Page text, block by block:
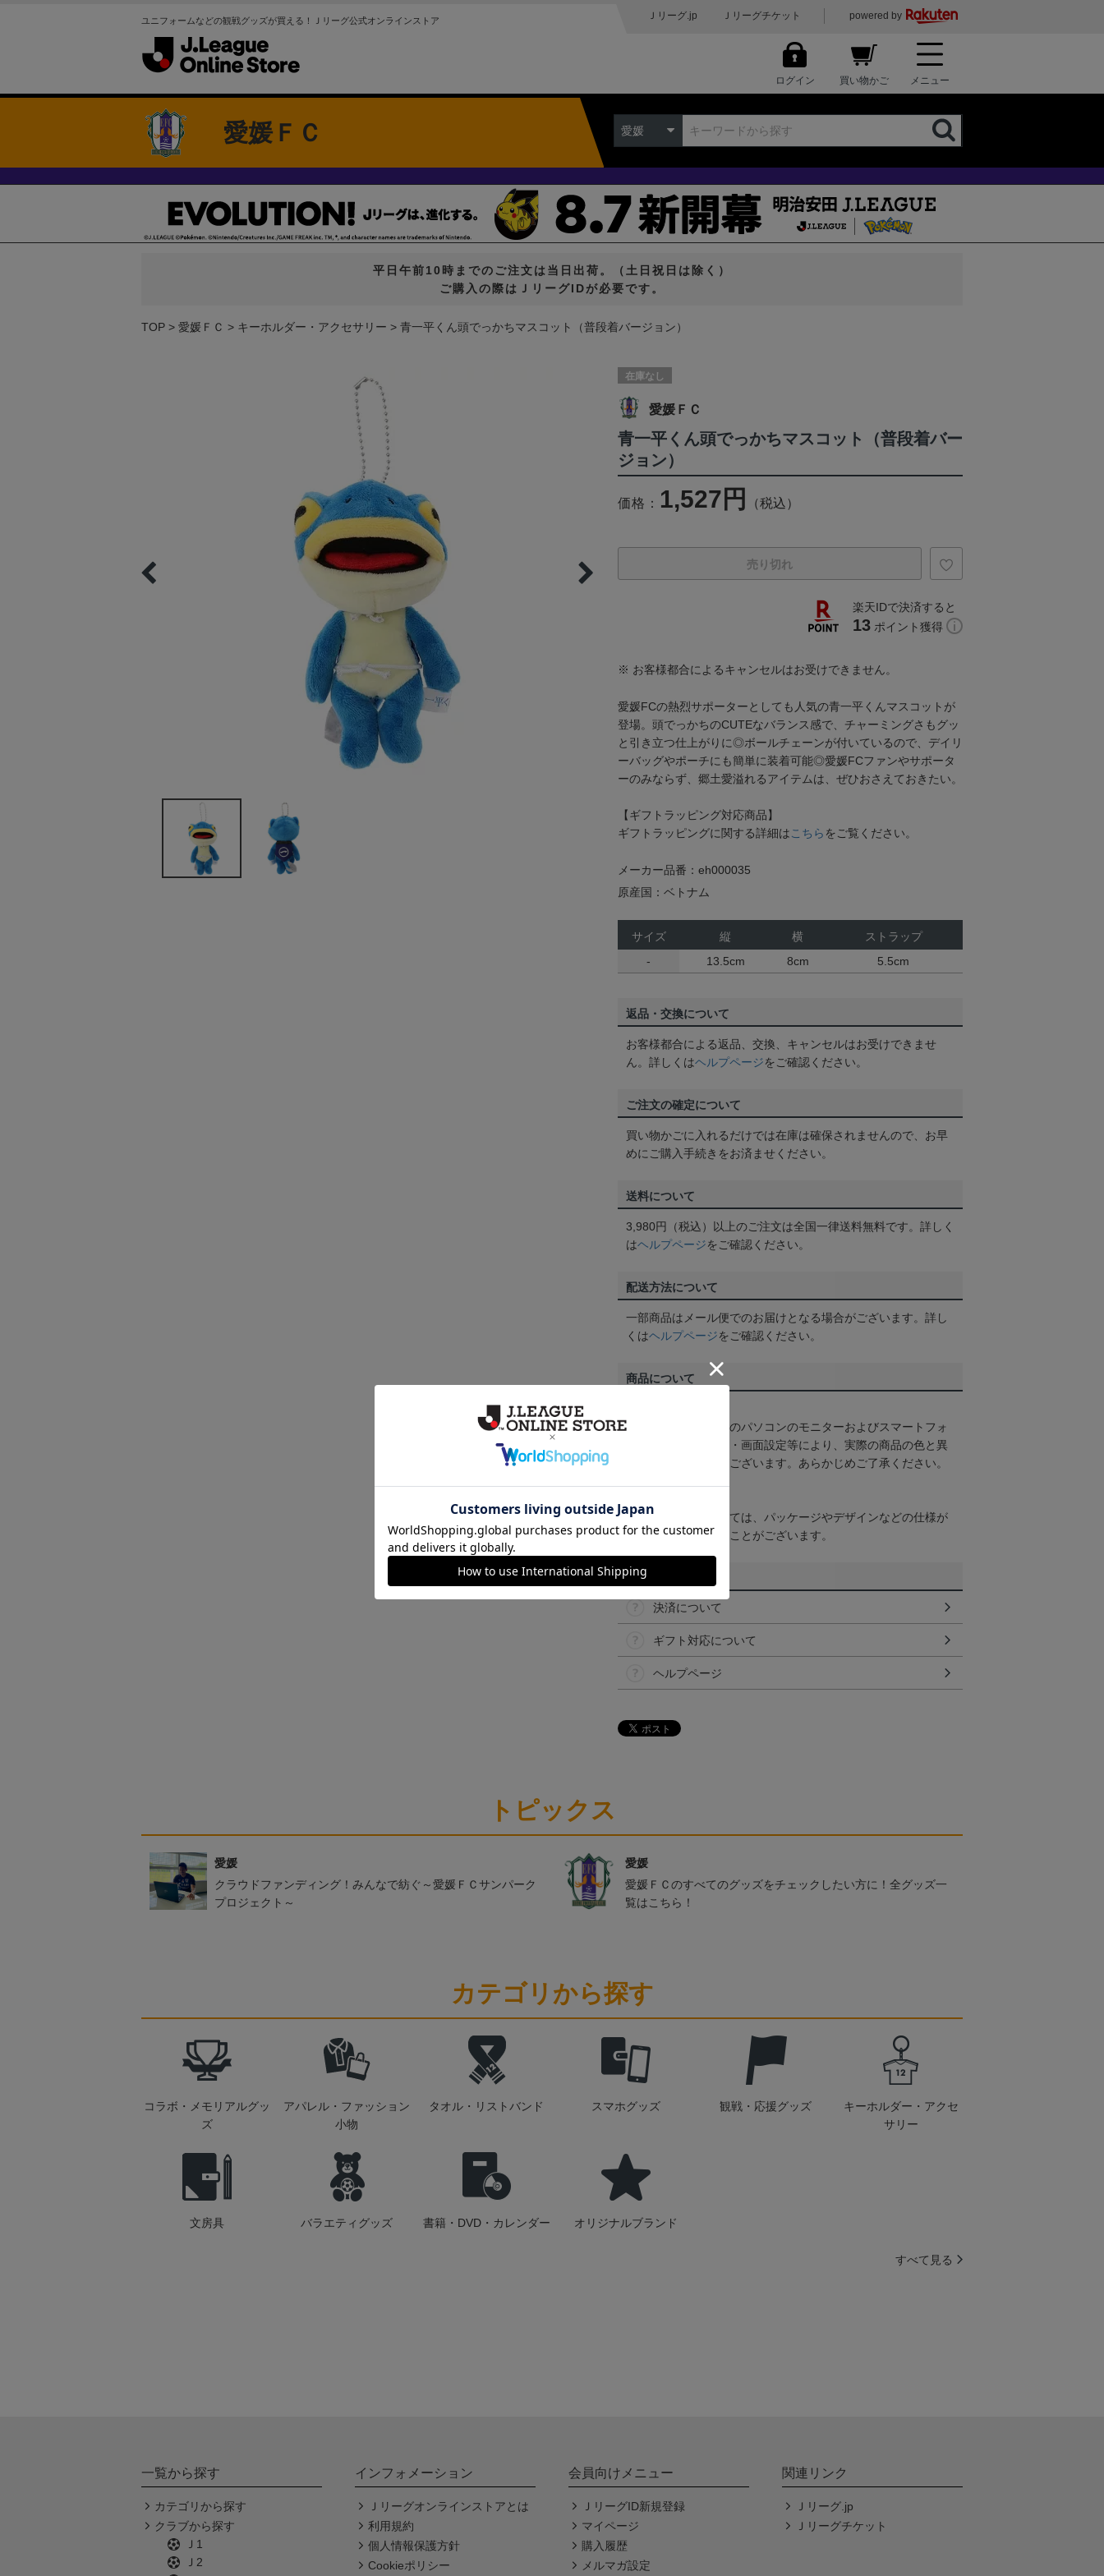
ユニフォームなどの観戦グッズが買える！Ｊリーグ公式オンラインストア Ｊリーグ.jp Ｊリーグチケット powered by
ログイン 買い物かご メニュー
愛媛ＦＣ 愛媛
平日午前10時までのご注文は当日出荷。（土日祝日は除く）
ご購入の際はＪリーグIDが必要です。
TOP 愛媛ＦＣ キーホルダー・アクセサリー 青一平くん頭でっかちマスコット（普段着バージョン）
在庫なし
愛媛ＦＣ
青一平くん頭でっかちマスコット（普段着バー
ジョン）
価格： 1,527円 （税込）
売り切れ
楽天IDで決済すると
13 ポイント獲得
※ お客様都合によるキャンセルはお受けできません。
愛媛FCの熱烈サポーターとしても人気の青一平くんマスコットが
登場。頭でっかちのCUTEなバランス感で、チャーミングさもグッ
と引き立つ仕上がりに◎ボールチェーンが付いているので、デイリ
ーバッグやポーチにも簡単に装着可能◎愛媛FCファンやサポータ
ーのみならず、郷土愛溢れるアイテムは、ぜひおさえておきたい。
【ギフトラッピング対応商品】
ギフトラッピングに関する詳細は こちら をご覧ください。
メーカー品番：eh000035
原産国：ベトナム
サイズ 縦 横
ストラップ
-
13.5cm 8cm 5.5cm
返品・交換について
お客様都合による返品、交換、キャンセルはお受けできませ
ん。詳しくはヘルプページをご確認ください。
ご注文の確定について
買い物かごに入れるだけでは在庫は確保されませんので、お早
めにご購入手続きをお済ませください。
送料について
3,980円（税込）以上のご注文は全国一律送料無料です。詳しく
はヘルプページをご確認ください。
配送方法について
一部商品はメール便でのお届けとなる場合がございます。詳し
くはヘルプページをご確認ください。
商品について
商品画像は、お使いのパソコンのモニターおよびスマートフォ
ンのメーカー・機種・画面設定等により、実際の商品の色と異
なって見える場合がございます。あらかじめご了承ください。
取り扱い商品によっては、パッケージやデザインなどの仕様が
予告なく変更になることがございます。
その他
決済について
ギフト対応について
ヘルプページ
トピックス
愛媛
クラウドファンディング！みんなで紡ぐ～愛媛ＦＣサンパーク
プロジェクト～
愛媛
愛媛ＦＣのすべてのグッズをチェックしたい方に！全グッズ一
覧はこちら！
カテゴリから探す
コラボ・メモリアルグッ
ズ
アパレル・ファッション
小物
タオル・リストバンド スマホグッズ 観戦・応援グッズ
キーホルダー・アクセ
サリー
文房具 バラエティグッズ 書籍・DVD・カレンダー オリジナルブランド
すべて見る
一覧から探す
カテゴリから探す
クラブから探す
Ｊ1
Ｊ2
インフォメーション
Ｊリーグオンラインストアとは
利用規約
個人情報保護方針
Cookieポリシー
会員向けメニュー
ＪリーグID新規登録
マイページ
購入履歴
メルマガ設定
関連リンク
Ｊリーグ.jp
Ｊリーグチケット